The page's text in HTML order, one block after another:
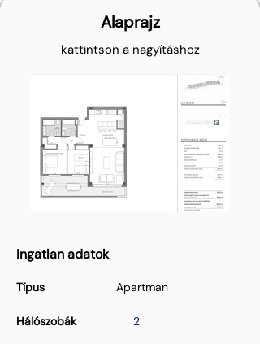
Alaprajz
kattintson a nagyításhoz
Ingatlan adatok
Típus
Hálószobák
Apartman
2